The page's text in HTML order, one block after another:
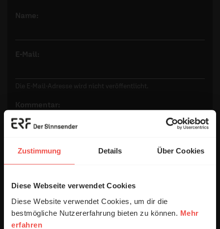
Zustimmung Details Über Cookies
Diese Webseite verwendet Cookies
Diese Website verwendet Cookies, um dir die
bestmögliche Nutzererfahrung bieten zu können. Mehr
erfahren
Name:
E-Mail:
Die E-Mail-Adresse wird nicht veröffentlicht.
Kommentar:
Meinen Kommentar nicht öffentlich teilen.
anonymisiert erfasst und zum Zweck der
ausgewertet werden. Es erfolgt keine Weitergabe
Ihrer Daten an Dritte. Näheres siehe